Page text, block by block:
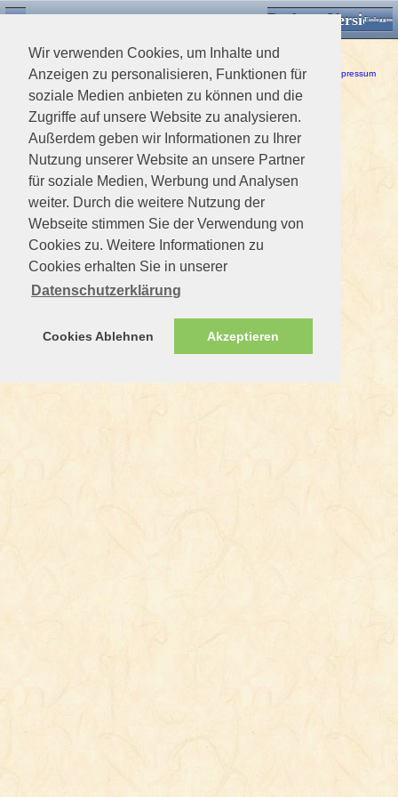
Wir verwenden Cookies, um Inhalte und
Anzeigen zu personalisieren, Funktionen für
soziale Medien anbieten zu können und die
Zugriffe auf unsere Website zu analysieren.
Außerdem geben wir Informationen zu Ihrer
Nutzung unserer Website an unsere Partner
für soziale Medien, Werbung und Analysen
weiter. Durch die weitere Nutzung der
Webseite stimmen Sie der Verwendung von
Cookies zu. Weitere Informationen zu
Cookies erhalten Sie in unserer
Datenschutzerklärung
Cookies Ablehnen Akzeptieren
Desktop VersionEinloggen
Ein Fehler ist aufgetreten!
Haftungsausschluss / Nutzungsbedingungen- Datenschutzerklärung Impressum